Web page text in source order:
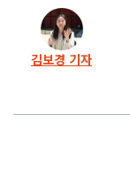
22화 시국선언
21화 김용현
20화 윤석열
김보경 기자